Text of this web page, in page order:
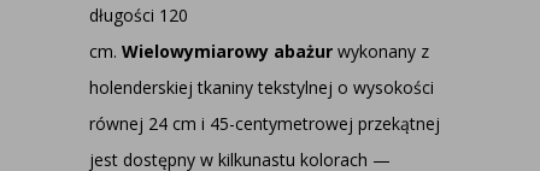
długości 120
cm. Wielowymiarowy abażur wykonany z
holenderskiej tkaniny tekstylnej o wysokości
równej 24 cm i 45-centymetrowej przekątnej
jest dostępny w kilkunastu kolorach —